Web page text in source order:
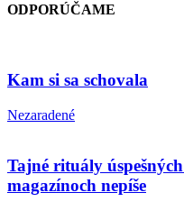
ODPORÚČAME
Kam si sa schovala
Nezaradené
Tajné rituály
magazínoch nepíše